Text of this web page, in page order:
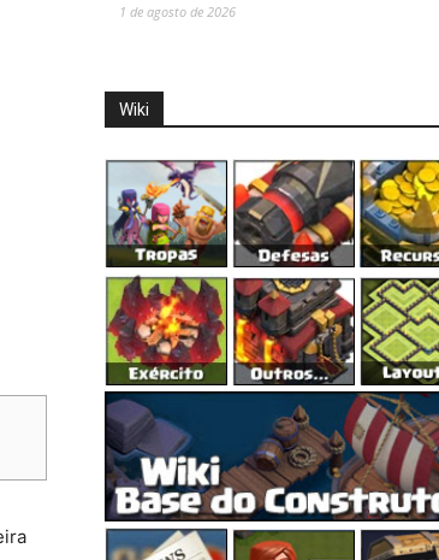
1 de agosto de 2026
Wiki